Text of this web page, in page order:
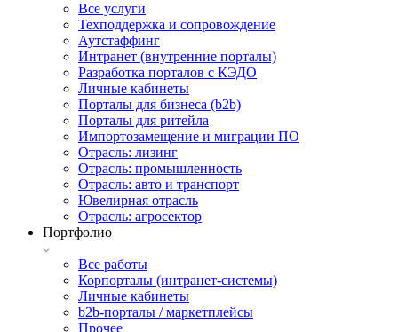
Все услуги
Техподдержка и сопровождение
Аутстаффинг
Интранет (внутренние порталы)
Разработка порталов с КЭДО
Личные кабинеты
Порталы для бизнеса (b2b)
Порталы для ритейла
Импортозамещение и миграции ПО
Отрасль: лизинг
Отрасль: промышленность
Отрасль: авто и транспорт
Ювелирная отрасль
Отрасль: агросектор
Портфолио
Все работы
Корпорталы (интранет-системы)
Личные кабинеты
b2b-порталы / маркетплейсы
Прочее